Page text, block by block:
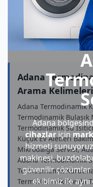
Adana
cihazlar için
hizmeti
makinesi, buzdolabı
güvenilir çözümler
ekibimiz ile
Adana
Arama Kelimeleri
Adana Termodinamik
Termodinamik Bulaşık
Termodinamik Su
Küçük Ev Aletleri
Mikrodalga Servisi,
Adana Termodinamik
Termodinamik
Termodinamik Kombi